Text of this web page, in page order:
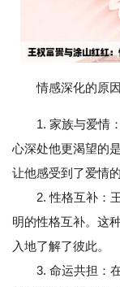
情感深化的原因
1. 家族与爱情
心深处他更渴望的
让他感受到了爱情
2. 性格互补：王
明的性格互补。这
入地了解了彼此。
3. 命运共担：在